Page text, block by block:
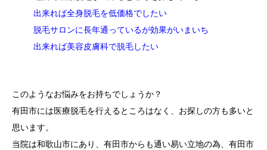
出来れば全身脱毛を低価格でしたい
脱毛サロンに長年通っているが効果がいまいち
出来れば美容皮膚科で脱毛したい
このようなお悩みをお持ちでしょうか？
有田市には医療脱毛を行えるところはなく、お探しの方も多いと
思います。
当院は和歌山市にあり、有田市からも通い易い立地の為、有田市